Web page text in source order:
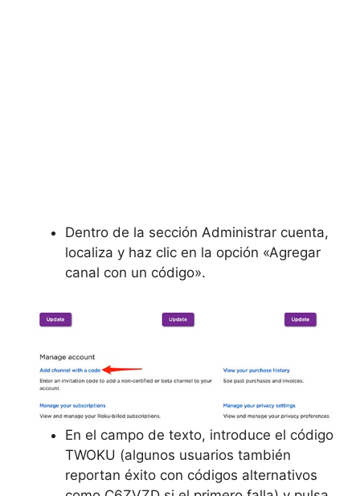
Dentro de la sección Administrar cuenta,
localiza y haz clic en la opción «Agregar
canal con un código».
En el campo de texto, introduce el código
TWOKU (algunos usuarios también
reportan éxito con códigos alternativos